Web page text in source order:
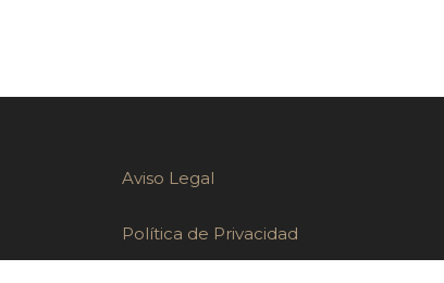
Aviso Legal
Política de Privacidad